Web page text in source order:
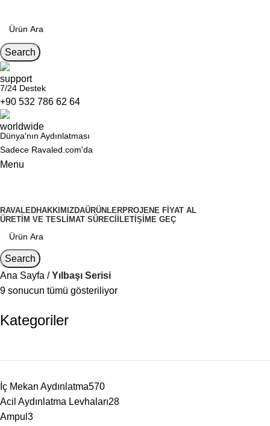
Search
7/24 Destek
+90 532 786 62 64
Dünya'nın Aydınlatması
Sadece Ravaled.com'da
Menu
RAVALEDHAKKIMIZDAÜRÜNLERPROJENE FIYAT AL
ÜRETIM VE TESLIMAT SÜRECI
İLETIŞIME GEÇ
Search
Ana Sayfa
Yılbaşı Serisi
9 sonucun tümü gösteriliyor
Kategoriler
İç Mekan Aydınlatma570
Acil Aydınlatma Levhaları28
Ampul 3